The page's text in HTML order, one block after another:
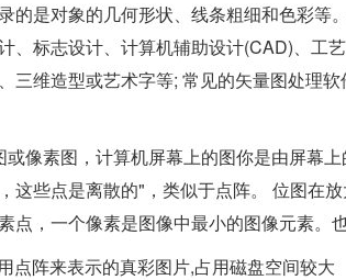
的是对象的几何形状、线条粗细和色彩等
、标志设计、计算机辅助设计(CAD)、工
三维造型或艺术字等; 常见的矢量图处理
像素图，计算机屏幕上的图你是由屏幕
这些点是离散的"，类似于点阵。 位图在
点，一个像素是图像中最小的图像元素。
点阵来表示的真彩图片,占用磁盘空间较大